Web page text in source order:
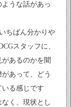
うな話があっ
ちばん分かりや
スタッフに、
あるのかを聞
あって、どう
る感じです
く、現状とし